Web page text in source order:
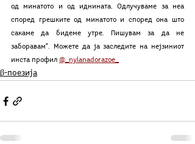
од минатото и од иднината. Одлучуваме за неа
според грешките од минатото и според она што
сакаме да бидеме утре. Пишувам за да не
заборавам". Можете да ја заследите на нејзиниот
инста профил @_nylanadorazoe_
β-поезија